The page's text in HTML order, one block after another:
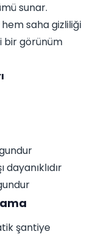
sunar.
saha gizliliği
bir görünüm
dayanıklıdır
şantiye